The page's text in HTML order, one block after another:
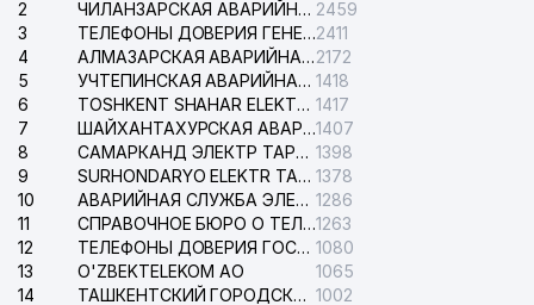
2 ЧИЛАНЗАРСКАЯ АВАРИЙНАЯ СЛУЖБА ЭЛЕКТРОСЕТИ 2459
3
ТЕЛЕФОНЫ ДОВЕРИЯ ГЕНЕРАЛЬНОЙ ПРОКУРАТУРЫ РЕСПУБЛИКИ УЗБЕКИСТАН2411
4
АЛМАЗАРСКАЯ АВАРИЙНАЯ СЛУЖБА ЭЛЕКТРОСЕТИ2172
5
УЧТЕПИНСКАЯ АВАРИЙНАЯ СЛУЖБА ЭЛЕКТРОСЕТИ 1418
6
TOSHKENT SHAHAR ELEKTR TARMOQLARI KORXONASI АО 1417
7
ШАЙХАНТАХУРСКАЯ АВАРИЙНАЯ СЛУЖБА ЭЛЕКТРОСЕТИ1407
8
САМАРКАНД ЭЛЕКТР ТАРМОКЛАРИ АО 1398
9
SURHONDARYO ELEKTR TARMOKLARI АО 1378
10
АВАРИЙНАЯ СЛУЖБА ЭЛЕКТРОСЕТИ ТАШКЕНТСКОГО РАЙОНА 1286
11
СПРАВОЧНОЕ БЮРО О ТЕЛЕФОНАХ ОРГАНИЗАЦИЙ г. ТАШКЕНТА1263
12
ТЕЛЕФОНЫ ДОВЕРИЯ ГОСУДАРСТВЕННОГО ЦЕНТРА ТЕСТИРОВАНИЯ 1080
13
O'ZBEKTELEKOM АО
1065
14
ТАШКЕНТСКИЙ ГОРОДСКОЙ СУД ПО ГРАЖДАНСКИМ ДЕЛАМ 1002